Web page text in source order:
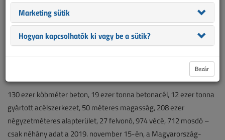
Mi az a szükséges és elégséges műszaki tartalom, amelyet egy
felújítása során be kell építeni? Többek között erről is szót ejtünk a
130 ezer köbméter beton, 19 ezer tonna betonacél, 12 ezer tonna
gyártott acélszerkezet, 50 méteres magasság, 208 ezer
négyzetméteres alapterület, 27 felvonó, 974 vécé, 712 mosdó –
csak néhány adat a 2019. november 15-én, a Magyarország-
Marketing sütik
Hogyan kapcsolhatók ki vagy be a sütik?
Bezár